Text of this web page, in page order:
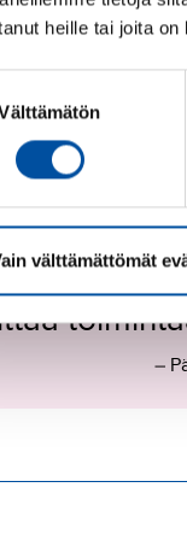
heille tai joita
välttämättömät
epäkohdat
työntekijöiden
palveluja,
–